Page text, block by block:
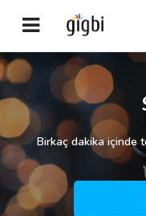
Anasayfa
Giriş Yap
Kayıt Ol
Birkaç dakika içinde